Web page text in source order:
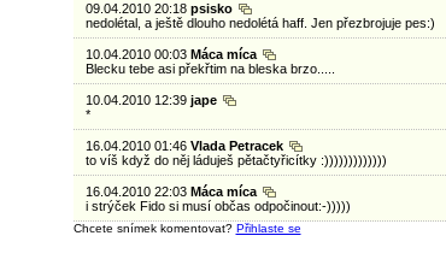
09.04.2010 20:18 psisko
nedolétal, a ještě dlouho nedolétá haff. Jen přezbrojuje pes:)
10.04.2010 00:03 Máca míca
Blecku tebe asi překřtim na bleska brzo.....
10.04.2010 12:39 jape
*
16.04.2010 01:46 Vlada Petracek
to víš když do něj láduješ pětačtyřicítky :)))))))))))))
16.04.2010 22:03 Máca míca
i strýček Fido si musí občas odpočinout:-)))))
Chcete snímek komentovat? Přihlaste se